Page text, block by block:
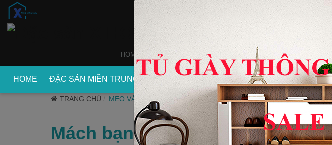
HOME WEBSITE XDECOR X HOME PHIM
HOME ĐẶC SẢN MIỀN TRUNG ĐẶC SẢN MIỀN BẮC ĐẶC SẢN MIỀN
TRANG CHỦ MẸO VẶT
Mách bạn 4 mẹo tăng độ bền